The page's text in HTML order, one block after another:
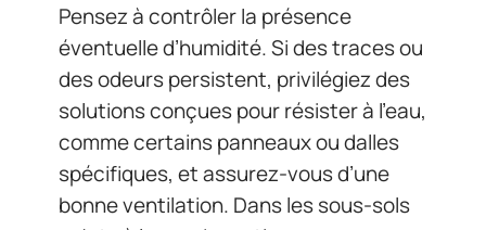
Pensez à contrôler la présence
éventuelle d’humidité. Si des traces ou
des odeurs persistent, privilégiez des
solutions conçues pour résister à l’eau,
comme certains panneaux ou dalles
spécifiques, et assurez-vous d’une
bonne ventilation. Dans les sous-sols